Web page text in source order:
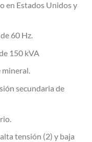
en Estados Unidos y
60 Hz.
150 kVA
mineral.
secundaria de
tensión (2) y baja